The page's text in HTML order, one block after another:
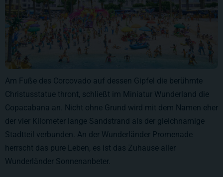
Am Fuße des Corcovado auf dessen Gipfel die berühmte
Christusstatue thront, schließt im Miniatur Wunderland die
Copacabana an. Nicht ohne Grund wird mit dem Namen eher
der vier Kilometer lange Sandstrand als der gleichnamige
Stadtteil verbunden. An der Wunderländer Promenade
herrscht das pure Leben, es ist das Zuhause aller
Wunderländer Sonnenanbeter.